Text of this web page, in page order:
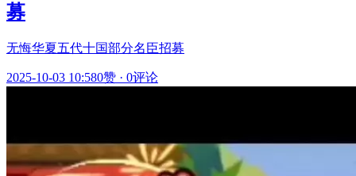
募
无悔华夏五代十国部分名臣招募
2025-10-03 10:580赞 · 0评论